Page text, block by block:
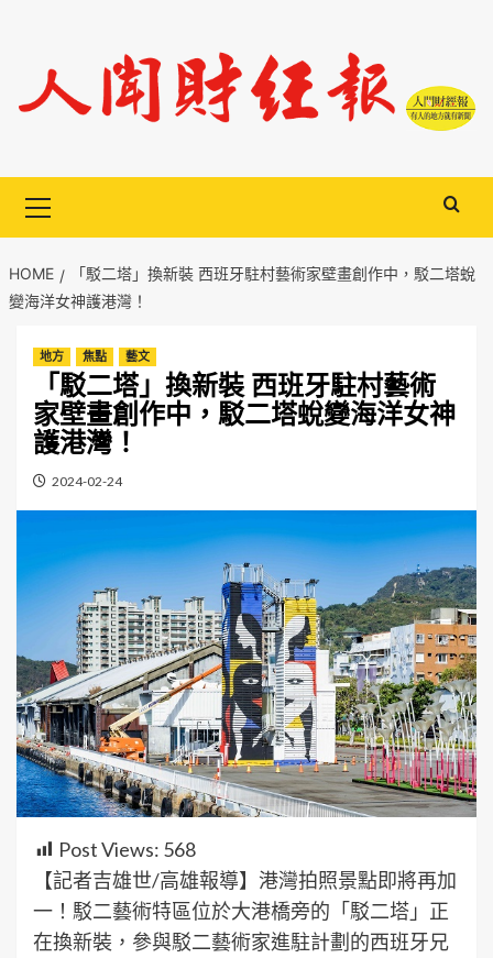
content
Menu
HOME
「駁二塔」換新裝 西班牙駐村藝術家壁畫創作中，駁二塔蛻
變海洋女神護港灣！
地方 焦點 藝文
「駁二塔」換新裝 西班牙駐村藝術
家壁畫創作中，駁二塔蛻變海洋女神
護港灣！
2024-02-24
Post Views: 568
【記者吉雄世/高雄報導】港灣拍照景點即將再加
一！駁二藝術特區位於大港橋旁的「駁二塔」正
在換新裝，參與駁二藝術家進駐計劃的西班牙兄